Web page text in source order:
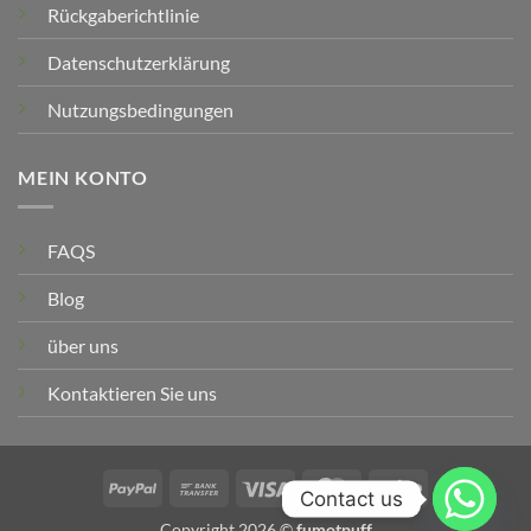
Rückgaberichtlinie
Datenschutzerklärung
Nutzungsbedingungen
MEIN KONTO
FAQS
Blog
über uns
Kontaktieren Sie uns
PayPal Banküberweisung
Visum MasterCardStreifen
Contact us